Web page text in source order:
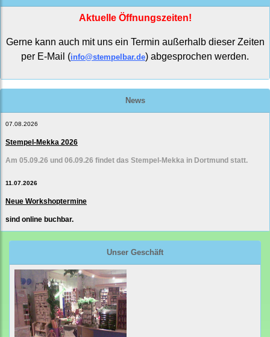
Aktuelle Öffnungszeiten!
Gerne kann auch mit uns ein Termin außerhalb dieser Zeiten
per E-Mail (info@stempelbar.de) abgesprochen werden.
News
07.08.2026
Stempel-Mekka 2026
Am 05.09.26 und 06.09.26 findet das Stempel-Mekka in Dortmund statt.
11.07.2026
Neue Workshoptermine
sind online buchbar.
Unser Geschäft